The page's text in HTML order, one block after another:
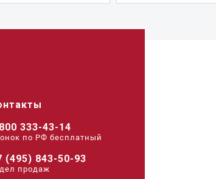
333-43-14
по РФ беcплатный
(495) 843-50-93
продаж